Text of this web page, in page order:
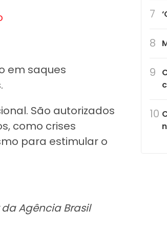
em saques
São autorizados
como crises
para estimular o
Agência Brasil